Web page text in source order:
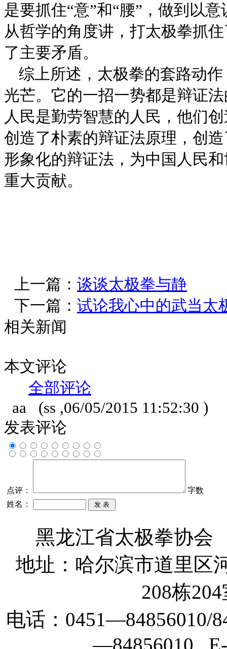
是要抓住“意”和“腰”，做到以
从哲学的角度讲，打太极拳抓
了主要矛盾。
综上所述，太极拳的套路动
光芒。它的一招一势都是辩证
人民是勤劳智慧的人民，他们
创造了朴素的辩证法原理，创
形象化的辩证法，为中国人民
重大贡献。
上一篇： 谈谈太极拳与静
下一篇： 试论我心中的武当太
相关新闻
本文评论
全部评论
aa (ss ,06/05/2015 11:52:30 )
发表评论
点评：
字数
姓名：
黑龙江省太极拳协
地址：哈尔滨市道里区
208栋
电话：0451—84856010/